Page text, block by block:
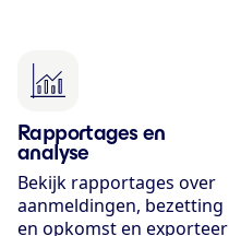
Rapportages en
analyse
Bekijk rapportages over
aanmeldingen, bezetting
en opkomst en exporteer